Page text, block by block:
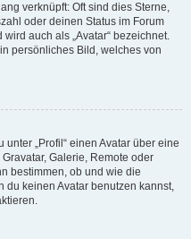
verknüpft: Oft sind dies Sterne,
oder deinen Status im Forum
auch als „Avatar“ bezeichnet.
persönliches Bild, welches von
„Profil“ einen Avatar über eine
Galerie, Remote oder
bestimmen, ob und wie die
du keinen Avatar benutzen kannst,